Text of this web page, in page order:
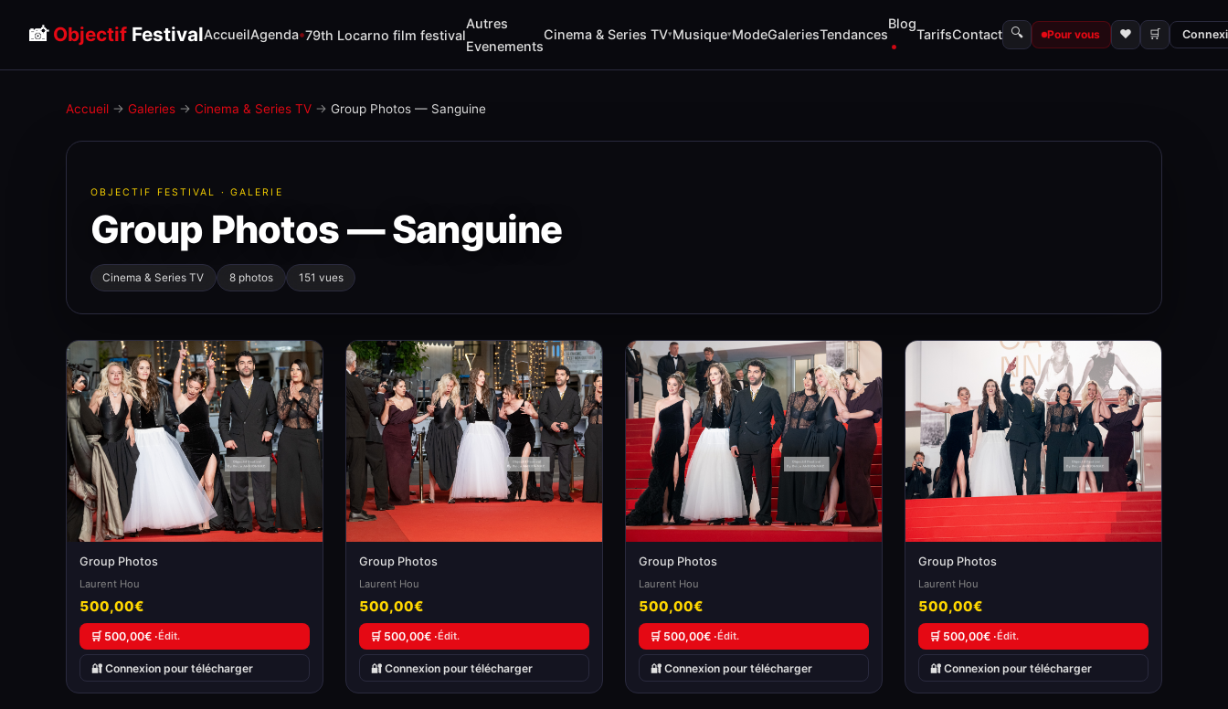
📸 Objectif FestivalAccueilAgenda 79th Locarno film festival
Autres
Evenements
Cinema & Series TV▾Musique▾ModeGaleriesTendances
Blog
TarifsContact 🔍 Pour vous ♥ 🛒
Accueil → Galeries → Cinema & Series TV → Group Photos — Sanguine
OBJECTIF FESTIVAL · GALERIE
Group Photos — Sanguine
Cinema & Series TV 8 photos 151 vues
Group Photos
Laurent Hou
500,00€
🛒 500,00€ ·Édit.
🔐 Connexion pour télécharger
Group Photos
Laurent Hou
500,00€
🛒 500,00€ ·Édit.
🔐 Connexion pour télécharger
Group Photos
Laurent Hou
500,00€
🛒 500,00€ ·Édit.
🔐 Connexion pour télécharger
Group Photos
Laurent Hou
500,00€
🛒 500,00€ ·Édit.
🔐 Connexion pour télécharger